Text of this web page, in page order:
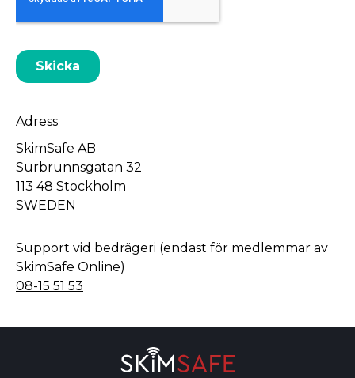
Adress
SkimSafe AB
Surbrunnsgatan 32
113 48 Stockholm
SWEDEN
Support vid bedrägeri (endast för medlemmar av
SkimSafe Online)
08-15 51 53